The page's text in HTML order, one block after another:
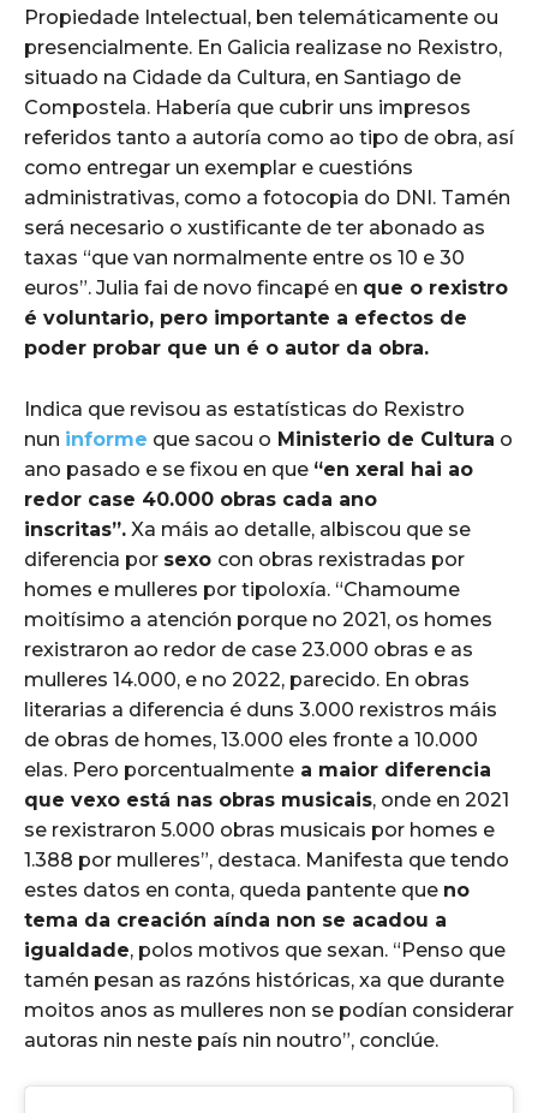
Propiedade Intelectual, ben telemáticamente ou
presencialmente. En Galicia realizase no Rexistro,
situado na Cidade da Cultura, en Santiago de
Compostela. Habería que cubrir uns impresos
referidos tanto a autoría como ao tipo de obra, así
como entregar un exemplar e cuestións
administrativas, como a fotocopia do DNI. Tamén
será necesario o xustificante de ter abonado as
taxas “que van normalmente entre os 10 e 30
euros”. Julia fai de novo fincapé en que o rexistro
é voluntario, pero importante a efectos de
poder probar que un é o autor da obra.
Indica que revisou as estatísticas do Rexistro
nun informe que sacou o Ministerio de Cultura o
ano pasado e se fixou en que “en xeral hai ao
redor case 40.000 obras cada ano
inscritas”. Xa máis ao detalle, albiscou que se
diferencia por sexo con obras rexistradas por
homes e mulleres por tipoloxía. “Chamoume
moitísimo a atención porque no 2021, os homes
rexistraron ao redor de case 23.000 obras e as
mulleres 14.000, e no 2022, parecido. En obras
literarias a diferencia é duns 3.000 rexistros máis
de obras de homes, 13.000 eles fronte a 10.000
elas. Pero porcentualmente a maior diferencia
que vexo está nas obras musicais, onde en 2021
se rexistraron 5.000 obras musicais por homes e
1.388 por mulleres”, destaca. Manifesta que tendo
estes datos en conta, queda pantente que no
tema da creación aínda non se acadou a
igualdade, polos motivos que sexan. “Penso que
tamén pesan as razóns históricas, xa que durante
moitos anos as mulleres non se podían considerar
autoras nin neste país nin noutro”, conclúe.